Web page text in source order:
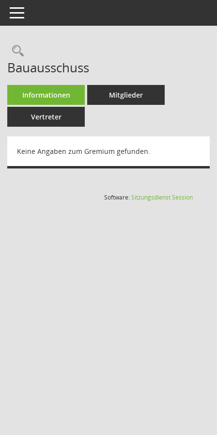
Toggle navigation
Rechercheauswahl
Bauausschuss
Informationen Mitglieder
Vertreter
Keine Angaben zum Gremium gefunden.
Software:SitzungsdienstSession(Wird in